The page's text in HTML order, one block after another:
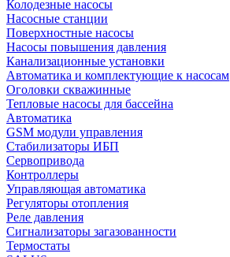
Колодезные насосы
Насосные станции
Поверхностные насосы
Насосы повышения давления
Канализационные установки
Автоматика и комплектующие к насосам
Оголовки скважинные
Тепловые насосы для бассейна
Автоматика
GSM модули управления
Стабилизаторы ИБП
Сервопривода
Контроллеры
Управляющая автоматика
Регуляторы отопления
Реле давления
Сигнализаторы загазованности
Термостаты